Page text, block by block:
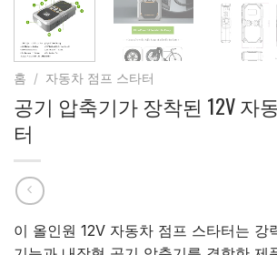
홈 / 자동차 점프 스타터
공기 압축기가 장착된 12V 자
터
이 올인원 12V 자동차 점프 스타터는 강